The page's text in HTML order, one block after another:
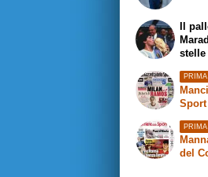
Il
stelle
Sport
del